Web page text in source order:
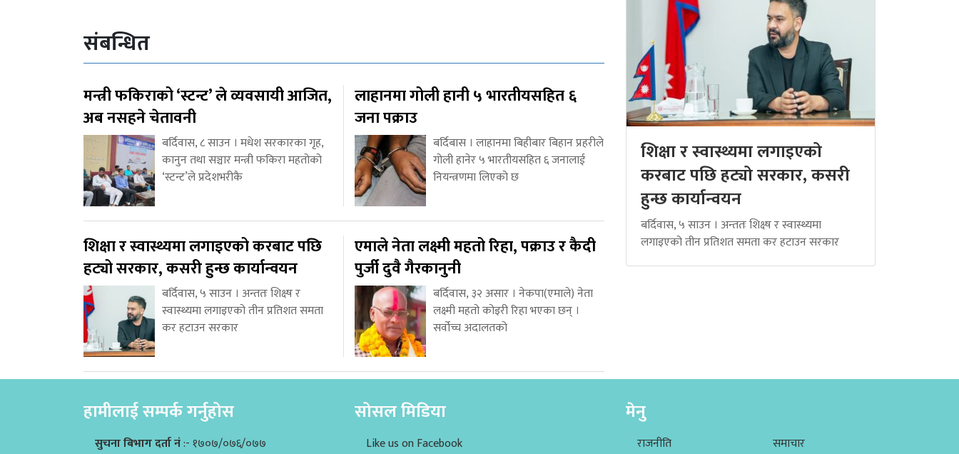
संबन्धित
मन्त्री फकिराको ‘स्टन्ट’ ले व्यवसायी आजित,
अब नसहने चेतावनी
बर्दिवास, ८ साउन । मधेश सरकारका गृह,
कानुन तथा सञ्चार मन्त्री फकिरा महतोको
‘स्टन्ट’ले प्रदेशभरीकै
लाहानमा गोली हानी ५ भारतीयसहित ६
जना पक्राउ
बर्दिबास । लाहानमा बिहीबार बिहान प्रहरीले
गोली हानेर ५ भारतीयसहित ६ जनालाई
नियन्त्रणमा लिएको छ
शिक्षा र स्वास्थ्यमा लगाइएको करबाट पछि
हट्यो सरकार, कसरी हुन्छ कार्यान्वयन
बर्दिवास, ५ साउन । अन्ततः शिक्ष्ष र
स्वास्थ्यमा लगाइएको तीन प्रतिशत समता
कर हटाउन सरकार
एमाले नेता लक्ष्मी महतो रिहा, पक्राउ र कैदी
पुर्जी दुवै गैरकानुनी
बर्दिवास, ३२ असार । नेकपा(एमाले) नेता
लक्ष्मी महतो कोइरी रिहा भएका छन् ।
सर्वोच्च अदालतको
शिक्षा र स्वास्थ्यमा लगाइएको
करबाट पछि हट्यो सरकार, कसरी
हुन्छ कार्यान्वयन
बर्दिवास, ५ साउन । अन्ततः शिक्ष्ष र स्वास्थ्यमा
लगाइएको तीन प्रतिशत समता कर हटाउन सरकार
हामीलाई सम्पर्क गर्नुहोस
सुचना बिभाग दर्ता नं:- १७०७/०७६/०७७
सोसल मिडिया
Like us on Facebook
मेनु
राजनीति समाचार